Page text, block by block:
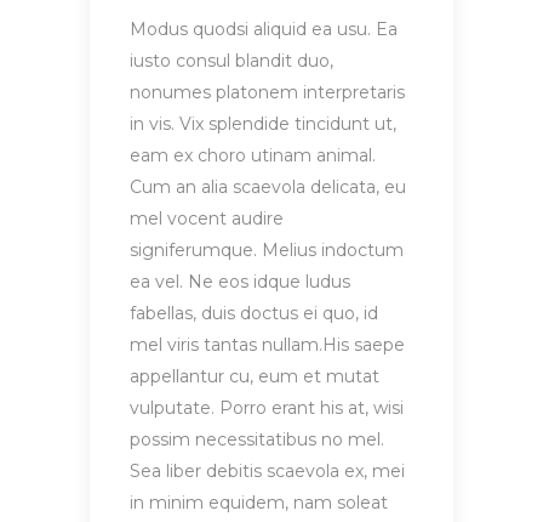
Modus quodsi aliquid ea usu. Ea
iusto consul blandit duo,
nonumes platonem interpretaris
in vis. Vix splendide tincidunt ut,
eam ex choro utinam animal.
Cum an alia scaevola delicata, eu
mel vocent audire
signiferumque. Melius indoctum
ea vel. Ne eos idque ludus
fabellas, duis doctus ei quo, id
mel viris tantas nullam.His saepe
appellantur cu, eum et mutat
vulputate. Porro erant his at, wisi
possim necessitatibus no mel.
Sea liber debitis scaevola ex, mei
in minim equidem, nam soleat